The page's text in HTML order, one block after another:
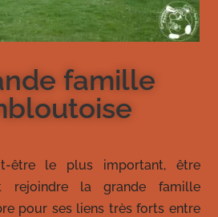
famille
être le plus important, être
rejoindre la grande famille
pour ses liens très forts entre